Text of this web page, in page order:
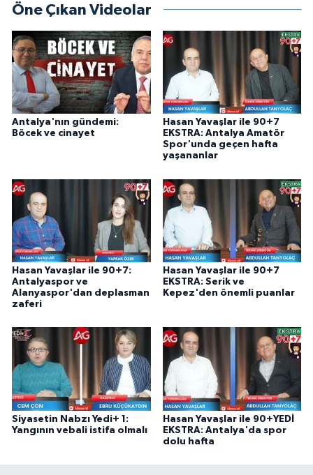
Öne Çıkan Videolar
Antalya'nın gündemi:
Böcek ve cinayet
Hasan Yavaşlar ile 90+7
EKSTRA: Antalya Amatör
Spor'unda geçen hafta
yaşananlar
Hasan Yavaşlar ile 90+7:
Antalyaspor ve
Alanyaspor'dan deplasman
zaferi
Hasan Yavaşlar ile 90+7
EKSTRA: Serik ve
Kepez'den önemli puanlar
Siyasetin Nabzı Yedi+ 1:
Yangının vebali istifa olmalı
Hasan Yavaşlar ile 90+YEDİ
EKSTRA: Antalya'da spor
dolu hafta